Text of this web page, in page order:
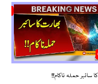
سائبر حملہ ناکام!!